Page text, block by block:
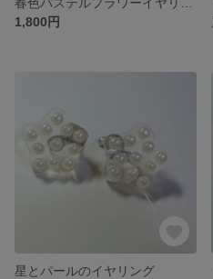
1,800円
星とパールのイヤリング